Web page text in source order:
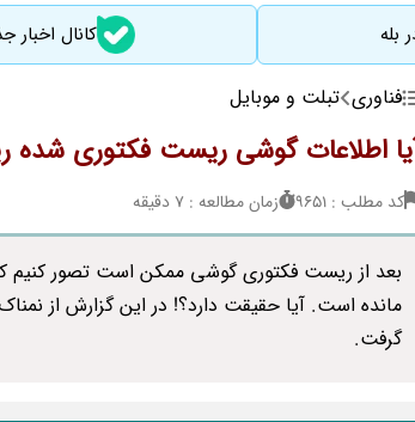
بله کانال اخبار
فناوری تبلت و موبایل
اطلاعات گوشی ریست فکتوری شده
کد مطلب : 9651 زمان مطالعه : 7 دقیقه
بعد از ریست فکتوری گوشی ممکن است تصور کنیم
مانده است. آیا حقیقت دارد؟! در این گزارش از
گرفت.